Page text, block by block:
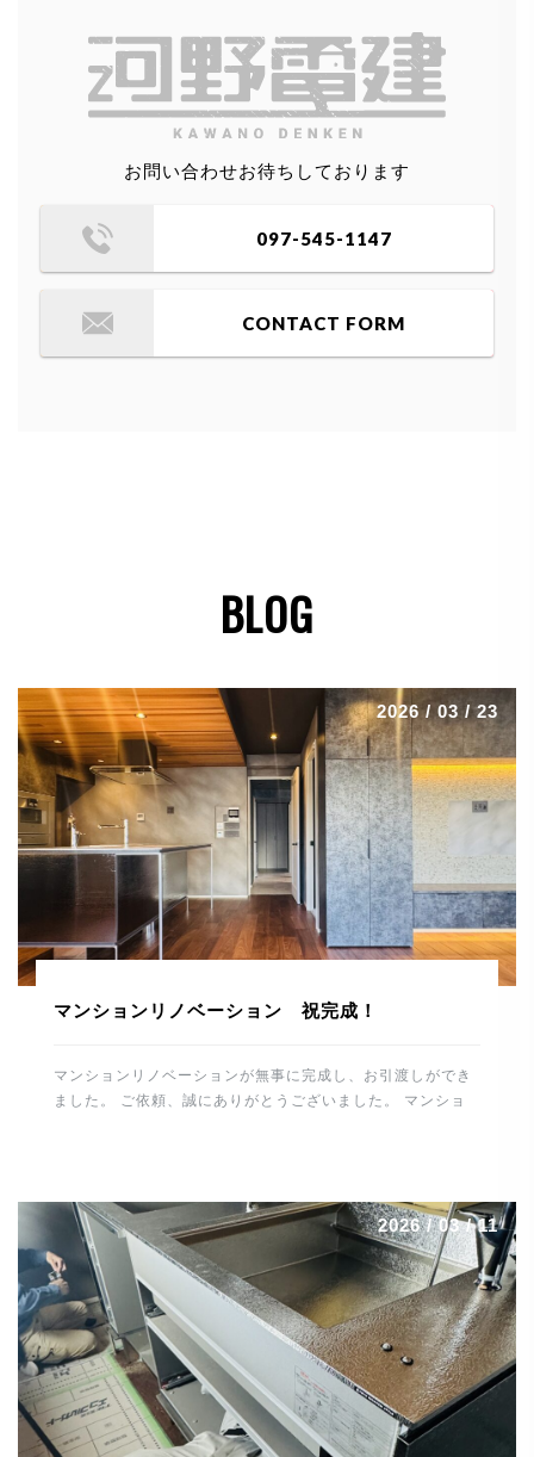
お問い合わせお待ちしております
097-545-1147
CONTACT FORM
BLOG
2026 / 03 / 23
マンションリノベーション 祝完成！
マンションリノベーションが無事に完成し、お引渡しができ
ました。 ご依頼、誠にありがとうございました。 マンショ
ありがとうございました。 河野電建 代表取締役 河野晋也
2026 / 03 / 11